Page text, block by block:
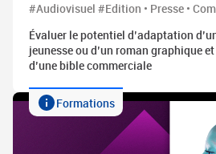
#Audiovisuel #Edition • Presse •
Évaluer le potentiel d’adaptation
jeunesse ou d’un roman graphique
d’une bible commerciale
Formations